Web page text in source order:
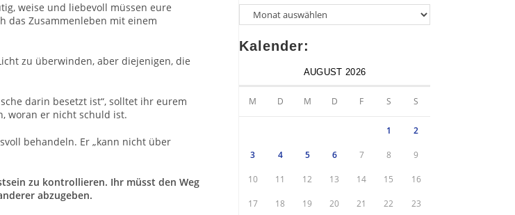
weise und liebevoll müssen eure
das Zusammenleben mit einem
zu überwinden, aber diejenigen, die
darin besetzt ist“, solltet ihr eurem
woran er nicht schuld ist.
behandeln. Er „kann nicht über
zu kontrollieren. Ihr müsst den Weg
abzugeben.
Kalender:
AUGUST 2026
M D M D F S S
1 2
3 4 5 6 7 8 9
10 11 12 13 14 15 16
17 18 19 20 21 22 23